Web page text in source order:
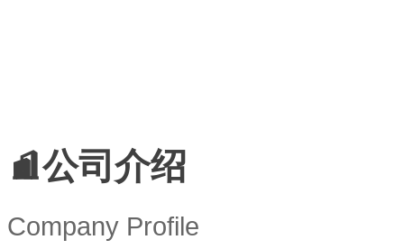
公司介绍
Company Profile